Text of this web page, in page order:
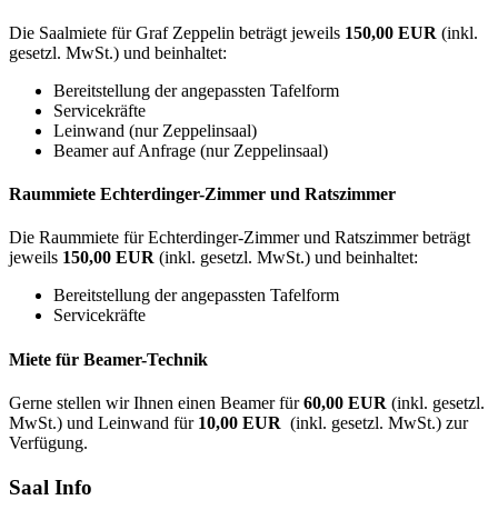
Die Saalmiete für Graf Zeppelin beträgt jeweils 150,00 EUR (inkl.
gesetzl. MwSt.) und beinhaltet:
Bereitstellung der angepassten Tafelform
Servicekräfte
Leinwand (nur Zeppelinsaal)
Beamer auf Anfrage (nur Zeppelinsaal)
Raummiete Echterdinger-Zimmer und Ratszimmer
Die Raummiete für Echterdinger-Zimmer und Ratszimmer beträgt
jeweils 150,00 EUR (inkl. gesetzl. MwSt.) und beinhaltet:
Bereitstellung der angepassten Tafelform
Servicekräfte
Miete für Beamer-Technik
Gerne stellen wir Ihnen einen Beamer für60,00 EUR (inkl. gesetzl.
MwSt.) und Leinwand für 10,00 EUR (inkl. gesetzl. MwSt.) zur
Verfügung.
Saal Info